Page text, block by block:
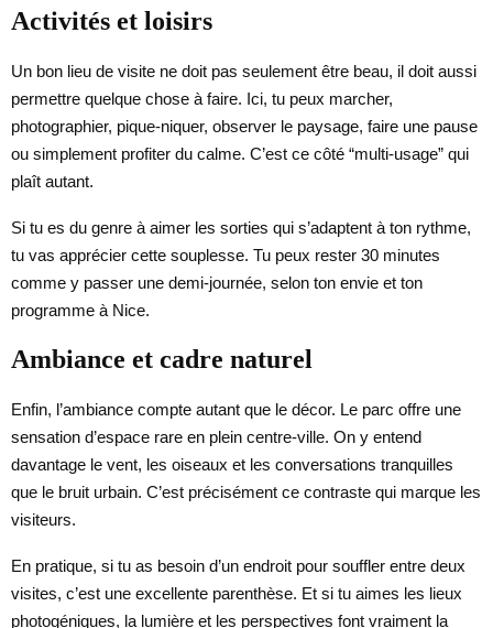
Activités et loisirs
Un bon lieu de visite ne doit pas seulement être beau, il doit aussi
permettre quelque chose à faire. Ici, tu peux marcher,
photographier, pique-niquer, observer le paysage, faire une pause
ou simplement profiter du calme. C’est ce côté “multi-usage” qui
plaît autant.
Si tu es du genre à aimer les sorties qui s’adaptent à ton rythme,
tu vas apprécier cette souplesse. Tu peux rester 30 minutes
comme y passer une demi-journée, selon ton envie et ton
programme à Nice.
Ambiance et cadre naturel
Enfin, l’ambiance compte autant que le décor. Le parc offre une
sensation d’espace rare en plein centre-ville. On y entend
davantage le vent, les oiseaux et les conversations tranquilles
que le bruit urbain. C’est précisément ce contraste qui marque les
visiteurs.
En pratique, si tu as besoin d’un endroit pour souffler entre deux
visites, c’est une excellente parenthèse. Et si tu aimes les lieux
photogéniques, la lumière et les perspectives font vraiment la